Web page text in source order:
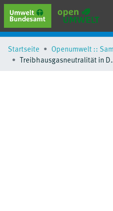
erweiterte Suche
Browse
Startseite Openumwelt ::